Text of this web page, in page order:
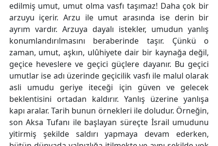
edilmiş umut, umut olma vasfı taşımaz! Daha çok bir
arzuyu içerir. Arzu ile umut arasında ise derin bir
ayrım vardır. Arzuya dayalı istekler, umudun yanlış
konumlandırılmasını beraberinde taşır. Çünkü o
zaman, umut, aşkın, ulûhiyete dair bir kaynağa değil,
geçice heveslere ve geçici güçlere dayanır. Bu geçici
umutlar ise adı üzerinde geçicilik vasfı ile malul olarak
asli umudu geriye iteceği için güven ve gelecek
beklentisini ortadan kaldırır. Yanlış üzerine yanlışa
kapı aralar. Tarih bunun örnekleri ile doludur. Örneğin,
son Aksa Tufanı ile başlayan süreçte İsrail umudunu
yitirmiş şekilde saldırı yapmaya devam ederken,